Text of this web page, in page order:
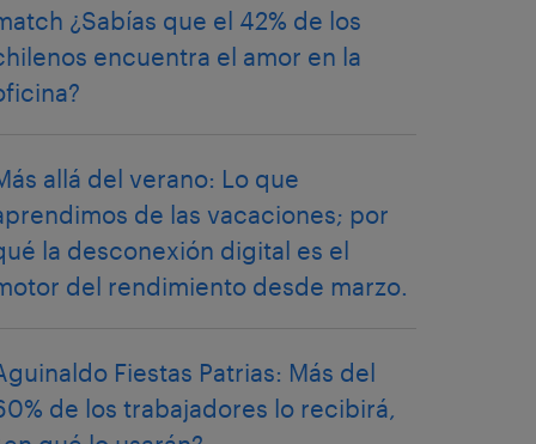
¿Sabías que el 42% de los
encuentra el amor en la
allá del verano: Lo que
de las vacaciones; por
la desconexión digital es el
del rendimiento desde marzo.
Fiestas Patrias: Más del
de los trabajadores lo recibirá,